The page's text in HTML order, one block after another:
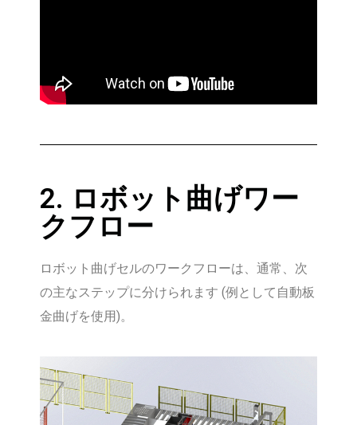
2. ロボット曲げワー
クフロー
ロボット曲げセルのワークフローは、通常、次
の主なステップに分けられます (例として自動板
金曲げを使用)。